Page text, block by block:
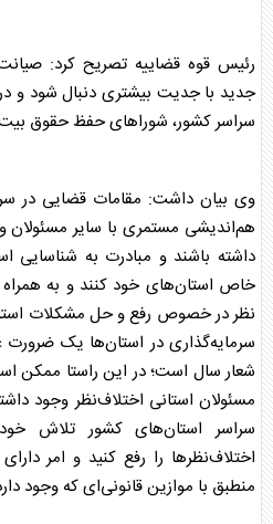
رئیس قوه قضاییه تصریح کرد:
جدید با جدیت بیشتری دنبال شود و
سراسر کشور، شورا‌های حفظ حقوق
وی بیان داشت: مقامات قضایی در
هم‌اندیشی مستمری با سایر مسئولان
داشته باشند و مبادرت به شناسایی
خاص استان‌های خود کنند و به
نظر در خصوص رفع و حل مشکلات
سرمایه‌گذاری در استان‌ها یک ضرورت
شعار سال است؛ در این راستا ممکن
مسئولان استانی اختلاف‌نظر وجود
سراسر استان‌های کشور تلاش
اختلاف‌نظر‌ها را رفع کنید و امر
منطبق با موازین قانونی‌ای که وجود